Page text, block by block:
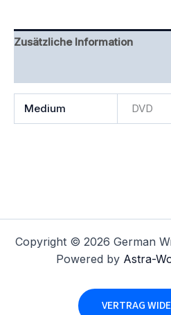
Zusätzliche Information
Medium DVD
Copyright © 2026 German
Powered by Astra-
VERTRAG